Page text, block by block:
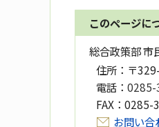
このページに
総合政策部 市
住所： 〒
電話： 0285-
FAX： 0285-
お問い合